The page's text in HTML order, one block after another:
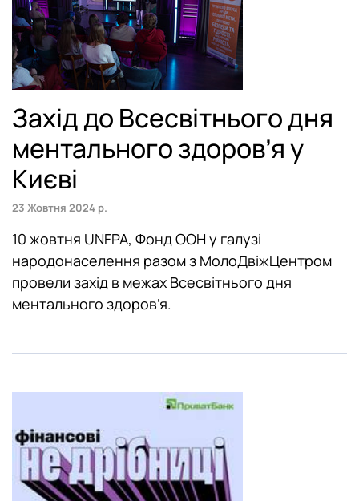
Хмельницький
Чернівці
Захід до Всесвітнього дня
ментального здоров’я у
Києві
23 Жовтня 2024 р.
10 жовтня UNFPA, Фонд ООН у галузі
народонаселення разом з МолоДвіжЦентром
провели захід в межах Всесвітнього дня
ментального здоров’я.